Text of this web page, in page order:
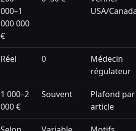
000–1
000 000
€
USA/
Réel 0
Médecin
régulateur
1 000–2
000 €
Souvent
Plafond par
article